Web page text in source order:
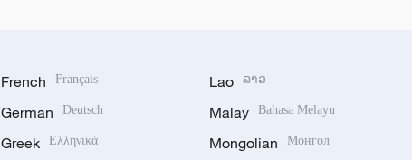
French Français
German Deutsch
Greek Ελληνικά
Lao ລາວ
Malay Bahasa Melayu
Mongolian Монгол